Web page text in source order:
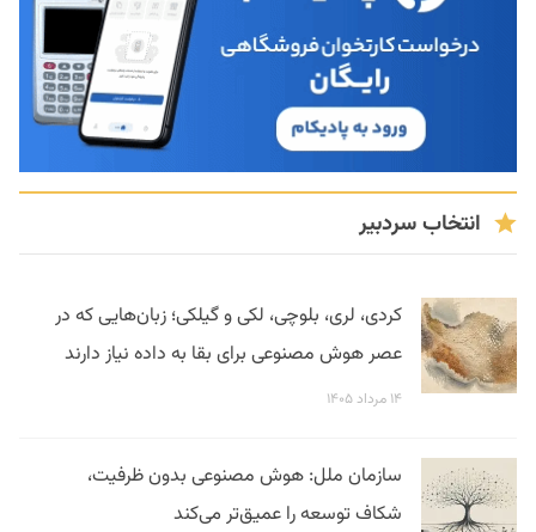
انتخاب سردبیر
کردی، لری، بلوچی، لکی و گیلکی؛ زبان‌هایی که در
عصر هوش مصنوعی برای بقا به داده نیاز دارند
۱۴ مرداد ۱۴۰۵
سازمان ملل: هوش مصنوعی بدون ظرفیت،
شکاف توسعه را عمیق‌تر می‌کند